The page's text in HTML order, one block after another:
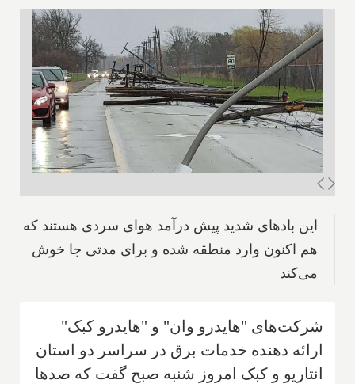
این بادهای شدید پیش درآمد هوای سردی هستند که
هم اکنون وارد منطقه شده و برای مدتی جا خوش
می‌کند
شرکت‌های "هایدرو وان" و "هایدرو کبک"
ارائه دهنده خدمات برق در سراسر دو استان
انتاریو و کبک امروز شنبه صبح گفت که صدها